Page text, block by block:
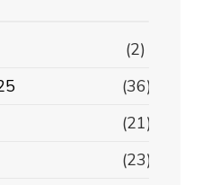
(2)
(36)
(21)
(23)